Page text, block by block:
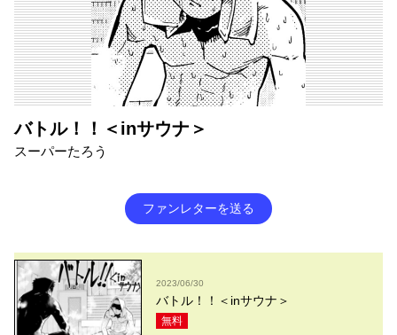
バトル！！＜inサウナ＞
スーパーたろう
ファンレターを送る
2023/06/30
バトル！！＜inサウナ＞
無料